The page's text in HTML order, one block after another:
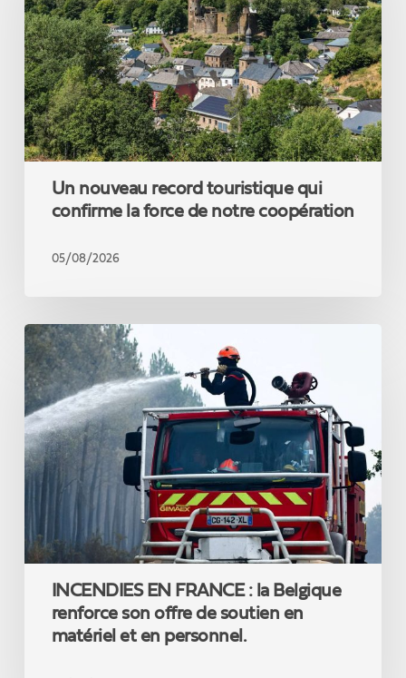
qui
confirme
la
force
de
notre
coopération
Un nouveau record touristique qui
confirme la force de notre coopération
05/08/2026
INCENDIES
EN
FRANCE
:
la
Belgique
renforce
son
soutien
en
personnel.
INCENDIES EN FRANCE : la Belgique
renforce son offre de soutien en
matériel et en personnel.